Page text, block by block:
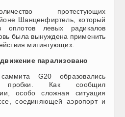
протестующих
Шанценфиртель, который
оплотов левых радикалов
была вынуждена применить
митингующих.
парализовано
G20 образовались
пробки. Как сообщил
особо сложная ситуация
соединяющей аэропорт и